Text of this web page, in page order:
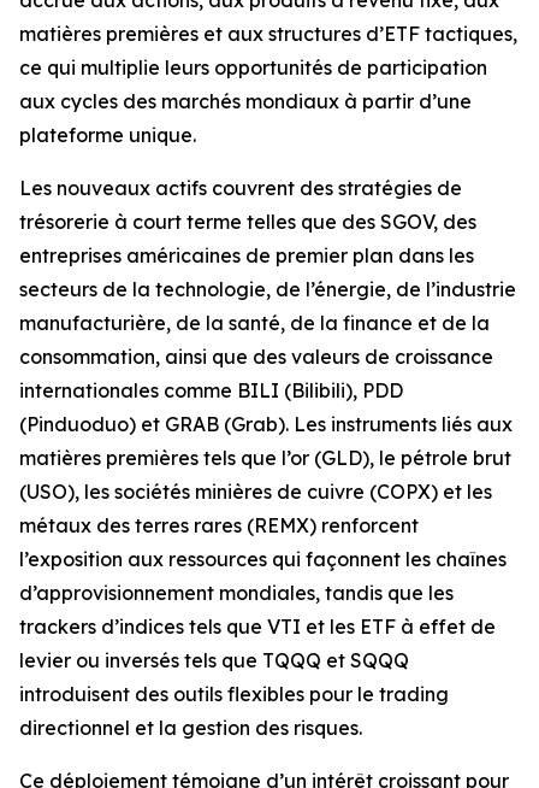
matières premières et aux structures d’ETF tactiques,
ce qui multiplie leurs opportunités de participation
aux cycles des marchés mondiaux à partir d’une
plateforme unique.
Les nouveaux actifs couvrent des stratégies de
trésorerie à court terme telles que des SGOV, des
entreprises américaines de premier plan dans les
secteurs de la technologie, de l’énergie, de l’industrie
manufacturière, de la santé, de la finance et de la
consommation, ainsi que des valeurs de croissance
internationales comme BILI (Bilibili), PDD
(Pinduoduo) et GRAB (Grab). Les instruments liés aux
matières premières tels que l’or (GLD), le pétrole brut
(USO), les sociétés minières de cuivre (COPX) et les
métaux des terres rares (REMX) renforcent
l’exposition aux ressources qui façonnent les chaînes
d’approvisionnement mondiales, tandis que les
trackers d’indices tels que VTI et les ETF à effet de
levier ou inversés tels que TQQQ et SQQQ
introduisent des outils flexibles pour le trading
directionnel et la gestion des risques.
Ce déploiement témoigne d’un intérêt croissant pour